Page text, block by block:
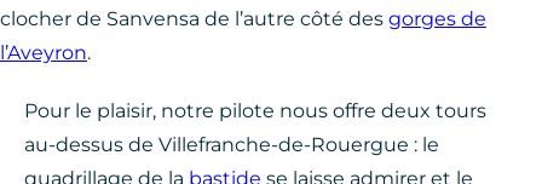
clocher de Sanvensa de l’autre côté des gorges de
l’Aveyron.
Pour le plaisir, notre pilote nous offre deux tours
au-dessus de Villefranche-de-Rouergue : le
quadrillage de la bastide se laisse admirer et le